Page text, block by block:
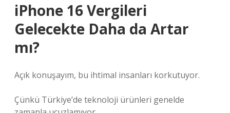
iPhone 16 Vergileri
Gelecekte Daha da Artar
mı?
Açık konuşayım, bu ihtimal insanları korkutuyor.
Çünkü Türkiye’de teknoloji ürünleri genelde